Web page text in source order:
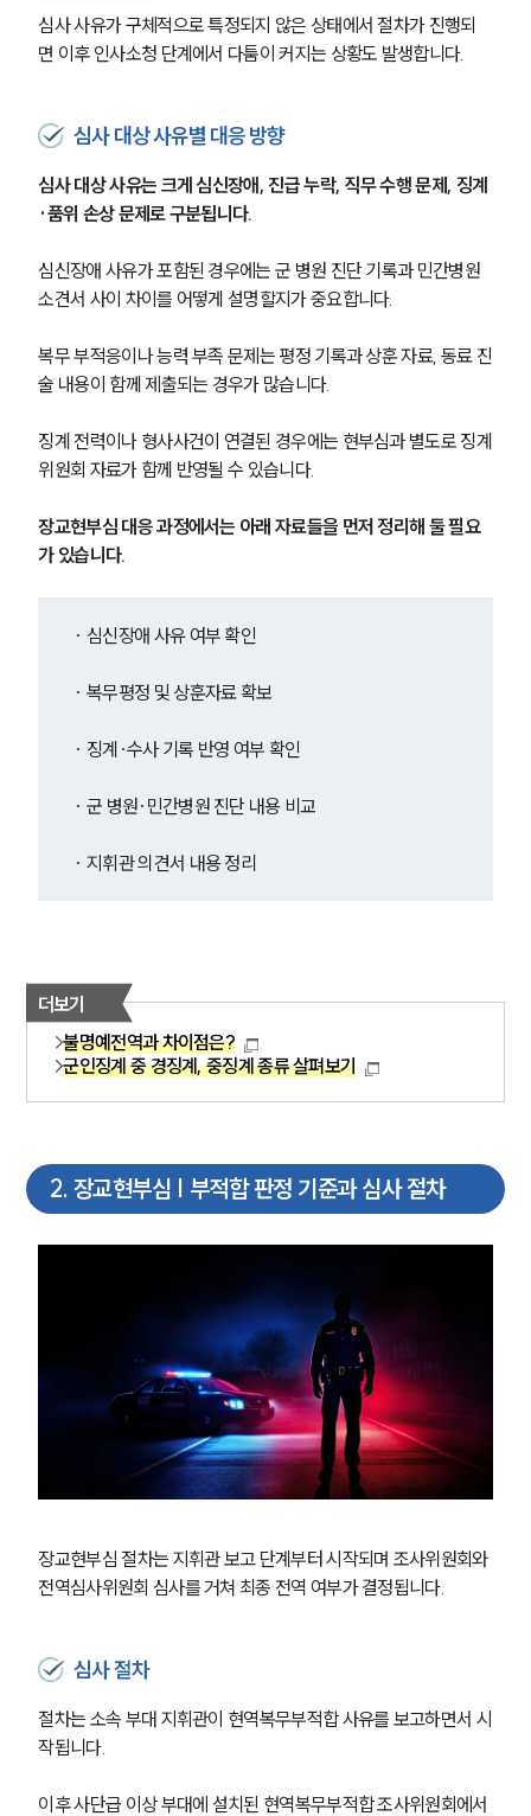
심사 사유가 구체적으로 특정되지 않은 상태에서 절차가 진행되
면 이후 인사소청 단계에서 다툼이 커지는 상황도 발생합니다.
심사 대상 사유별 대응 방향
심사 대상 사유는 크게 심신장애, 진급 누락, 직무 수행 문제, 징계
·품위 손상 문제로 구분됩니다.
심신장애 사유가 포함된 경우에는 군 병원 진단 기록과 민간병원
소견서 사이 차이를 어떻게 설명할지가 중요합니다.
복무 부적응이나 능력 부족 문제는 평정 기록과 상훈 자료, 동료 진
술 내용이 함께 제출되는 경우가 많습니다.
징계 전력이나 형사사건이 연결된 경우에는 현부심과 별도로 징계
위원회 자료가 함께 반영될 수 있습니다.
장교현부심 대응 과정에서는 아래 자료들을 먼저 정리해 둘 필요
가 있습니다.
· 심신장애 사유 여부 확인
· 복무평정 및 상훈자료 확보
· 징계·수사 기록 반영 여부 확인
· 군 병원·민간병원 진단 내용 비교
· 지휘관 의견서 내용 정리
더보기
불명예전역과 차이점은?
군인징계 중 경징계, 중징계 종류 살펴보기
2. 장교현부심 | 부적합 판정 기준과 심사 절차
장교현부심 절차는 지휘관 보고 단계부터 시작되며 조사위원회와
전역심사위원회 심사를 거쳐 최종 전역 여부가 결정됩니다.
심사 절차
절차는 소속 부대 지휘관이 현역복무부적합 사유를 보고하면서 시
작됩니다.
이후 사단급 이상 부대에 설치된 현역복무부적합 조사위원회에서